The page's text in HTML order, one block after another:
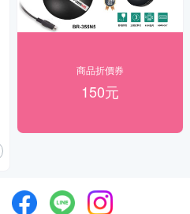
商品折價券
150元